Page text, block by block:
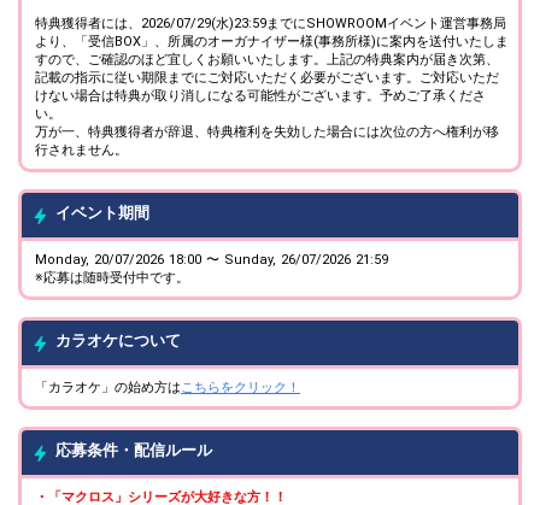
特典獲得者には、2026/07/29(水)23:59までにSHOWROOMイベント運営事務局
より、「受信BOX」、所属のオーガナイザー様(事務所様)に案内を送付いたしま
すので、ご確認のほど宜しくお願いいたします。上記の特典案内が届き次第、
記載の指示に従い期限までにご対応いただく必要がございます。ご対応いただ
けない場合は特典が取り消しになる可能性がございます。予めご了承くださ
い。
万が一、特典獲得者が辞退、特典権利を失効した場合には次位の方へ権利が移
行されません。
イベント期間
Monday, 20/07/2026 18:00 〜 Sunday, 26/07/2026 21:59
※応募は随時受付中です。
カラオケについて
「カラオケ」の始め方はこちらをクリック！
応募条件・配信ルール
・「マクロス」シリーズが大好きな方！！